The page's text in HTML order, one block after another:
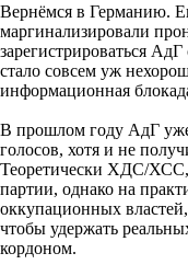
Вернёмся в Германию.
маргинализировали
зарегистрироваться
стало совсем уж
информационная
В прошлом году АдГ
голосов, хотя и не
Теоретически ХДС/
партии, однако на
оккупационных
чтобы удержать
кордоном.